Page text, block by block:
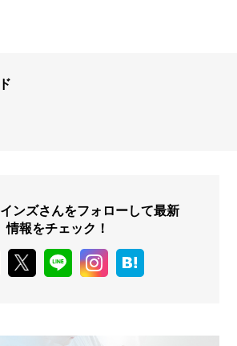
ンズさんをフォローして最新
情報をチェック！